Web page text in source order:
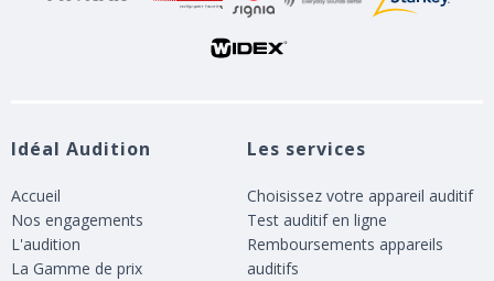
Idéal Audition
Accueil
Nos engagements
L'audition
La Gamme de prix
Les services
Choisissez votre appareil auditif
Test auditif en ligne
Remboursements appareils
auditifs